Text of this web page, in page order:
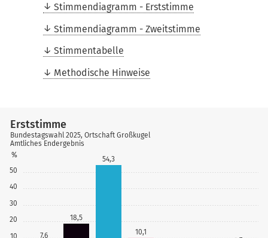
Stimmendiagramm - Erststimme
Stimmendiagramm - Zweitstimme
Stimmentabelle
Methodische Hinweise
10
20
30
40
50
%
7,6
18,5
54,3
10,1
Erststimme
Bundestagswahl 2025, Ortschaft Großkugel
Amtliches Endergebnis